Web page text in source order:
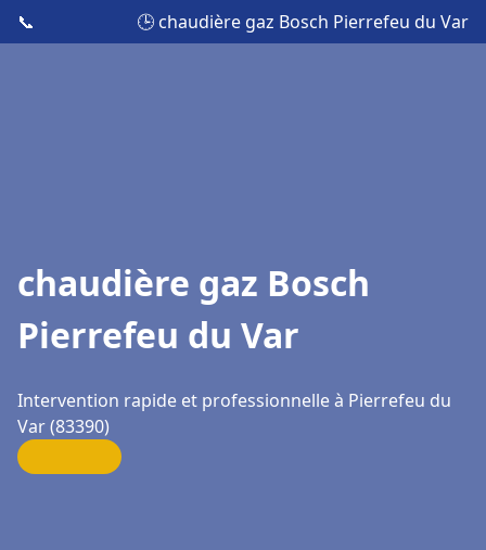
📞 🕒 chaudière gaz Bosch Pierrefeu du Var
chaudière gaz Bosch
Pierrefeu du Var
Intervention rapide et professionnelle à Pierrefeu du
Var (83390)